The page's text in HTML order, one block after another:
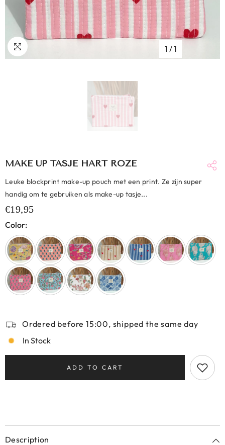
1 /1
MAKE UP TASJE HART ROZE
Leuke blockprint make-up pouch met een print. Ze zijn super
handig om te gebruiken als make-up tasje...
€19,95
Color:
Ordered before 15:00, shipped the same day
In Stock
ADD TO CART
Description